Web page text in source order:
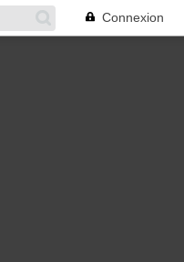
Connexion